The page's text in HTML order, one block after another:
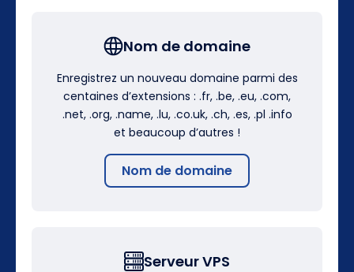
Nom de domaine
Enregistrez un nouveau domaine parmi des
centaines d’extensions : .fr, .be, .eu, .com,
.net, .org, .name, .lu, .co.uk, .ch, .es, .pl .info
et beaucoup d’autres !
Nom de domaine
Serveur VPS